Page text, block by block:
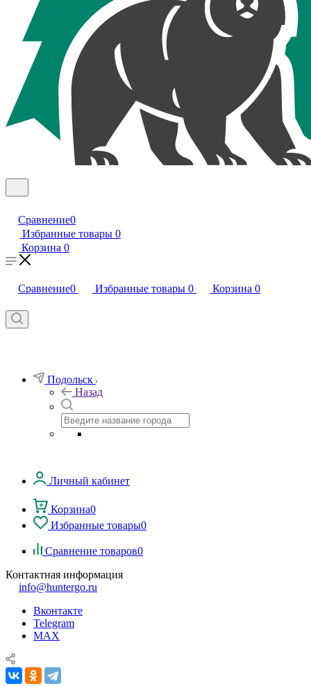
Сравнение0
Избранные товары 0
Корзина 0
Сравнение0 Избранные товары 0 Корзина 0
Подольск
Назад
Личный кабинет
Корзина0
Избранные товары0
Сравнение товаров0
Контактная информация
info@huntergo.ru
Вконтакте
Telegram
MAX